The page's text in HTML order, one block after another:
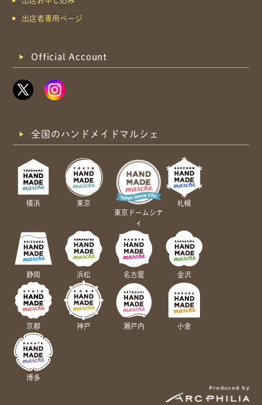
出店者専用ページ
Official Account
全国のハンドメイドマルシェ
横浜
東京
東京ドームシテ
ィ
札幌
静岡 浜松 名古屋 金沢
京都 神戸 瀬戸内 小倉
博多